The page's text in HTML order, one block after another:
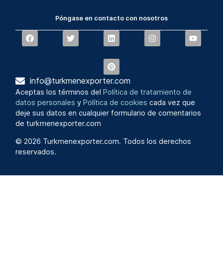
Póngase en contacto con nosotros
info@turkmenexporter.com
Aceptas los términos delPolítica de tratamiento de
datos personales yPolítica de cookies cada vez que
deje sus datos en cualquier formulario de comentarios
de turkmenexporter.com
© 2026 Turkmenexporter.com. Todos los derechos
reservados.